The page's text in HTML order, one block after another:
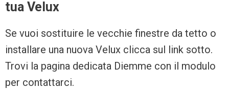
tua Velux
Se vuoi sostituire le vecchie finestre da tetto o
installare una nuova Velux clicca sul link sotto.
Trovi la pagina dedicata Diemme con il modulo
per contattarci.